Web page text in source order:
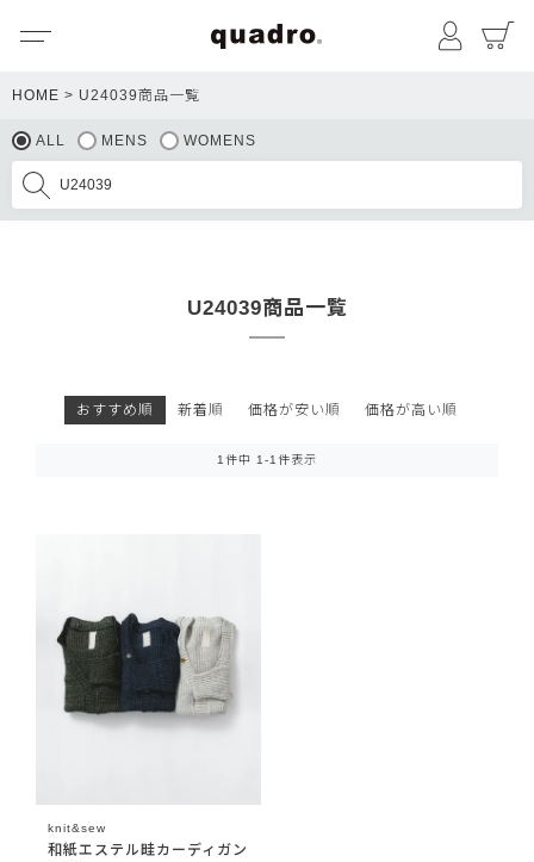
マイペ
HOME U24039商品一覧
ALL MENS WOMENS
U24039商品一覧
おすすめ順 新着順 価格が安い順 価格が高い順
1 件中 1 -1 件表示
knit&sew
和紙エステル畦カーディガン